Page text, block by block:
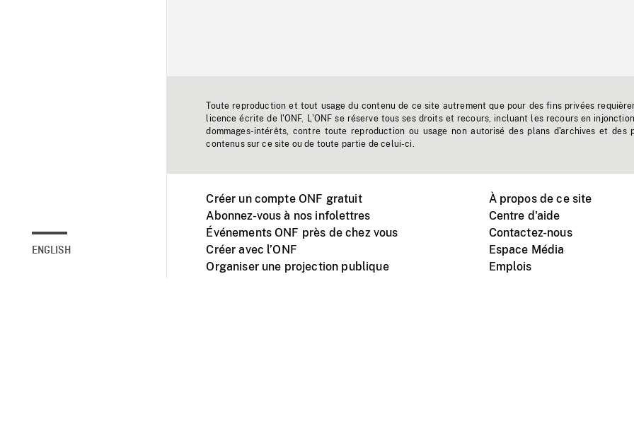
ENGLISH
Toute reproduction et tout usage du contenu de ce site autrement que pour des fins privées
licence écrite de l'ONF. L'ONF se réserve tous ses droits et recours, incluant les recours en
dommages-intérêts, contre toute reproduction ou usage non autorisé des plans d'archives et des
contenus sur ce site ou de toute partie de celui-ci.
Créer un compte ONF gratuit
Abonnez-vous à nos infolettres
Événements ONF près de chez vous
Créer avec l’ONF
Organiser une projection publique
À propos de ce site
Centre d'aide
Contactez-nous
Espace Média
Emplois